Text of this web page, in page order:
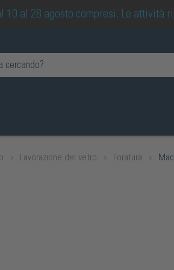
10 al 28 agosto compresi. Le
Lavorazione del vetro Foratura